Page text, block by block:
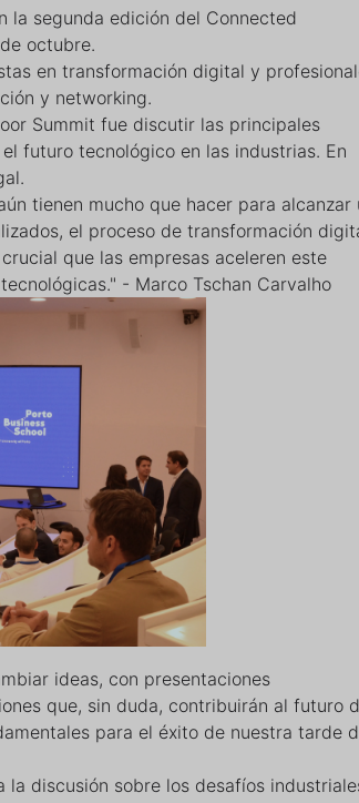
la segunda edición del Connected
octubre.
en transformación digital y
y networking.
Summit fue discutir las principales
futuro tecnológico en las industrias. En
tienen mucho que hacer para alcanzar
el proceso de transformación
que las empresas aceleren este
- Marco Tschan Carvalho
ideas, con presentaciones
que, sin duda, contribuirán al futuro
para el éxito de nuestra tarde
discusión sobre los desafíos